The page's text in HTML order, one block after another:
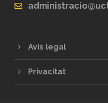
Avís legal
Privacitat